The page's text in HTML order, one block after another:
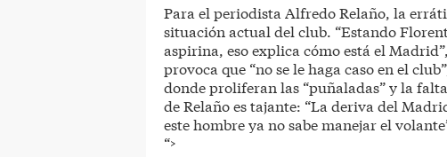
Para el periodista Alfredo Relaño, la
situación actual del club. “Estando
aspirina, eso explica cómo está el
provoca que “no se le haga caso en el
donde proliferan las “puñaladas” y la
de Relaño es tajante: “La deriva del
este hombre ya no sabe manejar el
“>